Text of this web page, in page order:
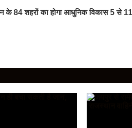
के 84 शहरों का होगा आधुनिक विकास 5 से